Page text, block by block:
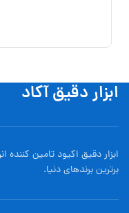
ابزار دقیق آکاد
ابزار دقیق اکیود تامین کننده
برترین برندهای دنیا.